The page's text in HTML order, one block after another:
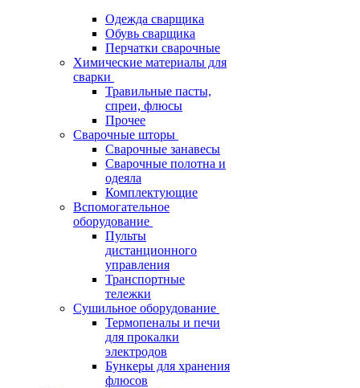
Одежда сварщика
Обувь сварщика
Перчатки сварочные
Химические материалы для
сварки
Травильные пасты,
спреи, флюсы
Прочее
Сварочные шторы
Сварочные занавесы
Сварочные полотна и
одеяла
Комплектующие
Вспомогательное
оборудование
Пульты
дистанционного
управления
Транспортные
тележки
Сушильное оборудование
Термопеналы и печи
для прокалки
электродов
Бункеры для хранения
флюсов